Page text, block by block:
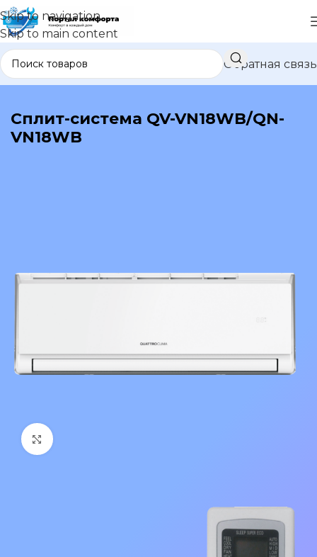
Skip to navigation
Skip to main content
Обратная связь
В каталог
Сплит-система QV-VN18WB/QN-
VN18WB
Нажмите, чтобы увеличить изображение